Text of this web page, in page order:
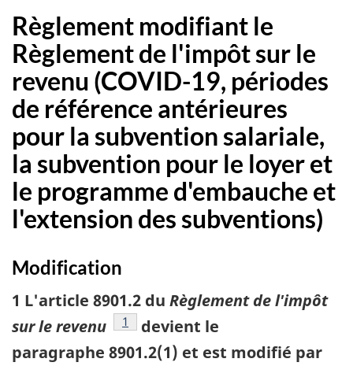
Règlement modifiant le
Règlement de l'impôt sur le
revenu (COVID-19, périodes
de référence antérieures
pour la subvention salariale,
la subvention pour le loyer et
le programme d'embauche et
l'extension des subventions)
Modification
1 L'article 8901.2 du Règlement de l'impôt
sur le revenu
référence
1
devient le
paragraphe 8901.2(1) et est modifié par